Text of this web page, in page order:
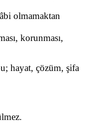
olmamaktan
korunması,
hayat, çözüm, şifa